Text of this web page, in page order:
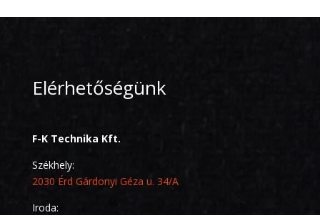
Elérhetőségünk
F-K Technika Kft.
Székhely:
2030 Érd Gárdonyi Géza u. 34/A
Iroda: